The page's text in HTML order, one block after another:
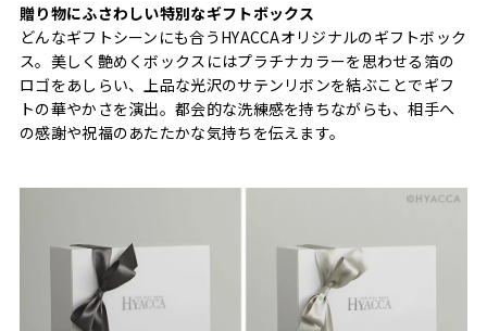
贈り物にふさわしい特別なギフトボックス
どんなギフトシーンにも合うHYACCAオリジナルのギフトボック
ス。美しく艶めくボックスにはプラチナカラーを思わせる箔の
ロゴをあしらい、上品な光沢のサテンリボンを結ぶことでギフ
トの華やかさを演出。都会的な洗練感を持ちながらも、相手へ
の感謝や祝福のあたたかな気持ちを伝えます。